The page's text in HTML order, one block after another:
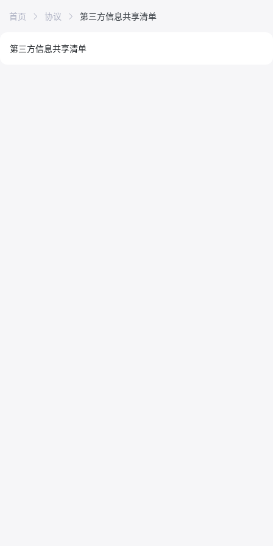
首页 协议 第三方信息共享清单
第三方信息共享清单